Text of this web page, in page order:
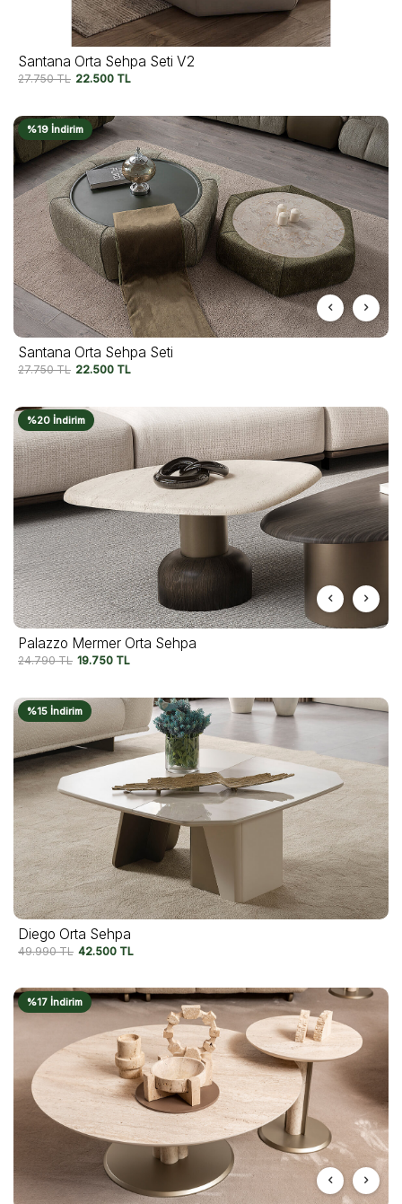
Santana Orta Sehpa Seti V2
27.750TL 22.500 TL
%19 İndirim
Santana Orta Sehpa Seti
27.750TL 22.500 TL
%20 İndirim
Palazzo Mermer Orta Sehpa
24.790TL 19.750 TL
%15 İndirim
Diego Orta Sehpa
49.990TL 42.500 TL
%17 İndirim